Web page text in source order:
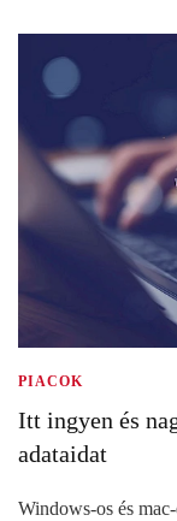
PIACOK
Itt ingyen és
adataidat
Windows-os és